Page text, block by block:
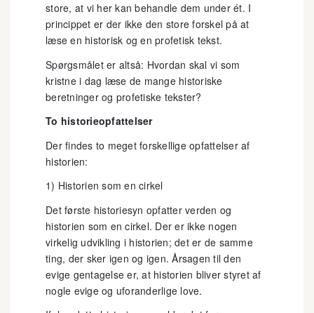
store, at vi her kan behandle dem under ét. I
princippet er der ikke den store forskel på at
læse en historisk og en profetisk tekst.
Spørgsmålet er altså: Hvordan skal vi som
kristne i dag læse de mange historiske
beretninger og profetiske tekster?
To historieopfattelser
Der findes to meget forskellige opfattelser af
historien:
1) Historien som en cirkel
Det første historiesyn opfatter verden og
historien som en cirkel. Der er ikke nogen
virkelig udvikling i historien; det er de samme
ting, der sker igen og igen. Årsagen til den
evige gentagelse er, at historien bliver styret af
nogle evige og uforanderlige love.